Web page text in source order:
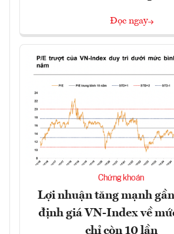
Đọc ngay
Chứng khoán
Lợi nhuận tăng mạnh
định giá VN-Index về
chỉ còn 10 lần